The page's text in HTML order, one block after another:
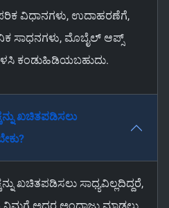
ವಿಧಾನಗಳು, ಉದಾಹರಣೆಗೆ,
ಸಾಧನಗಳು, ಮೊಬೈಲ್ ಆಪ್ಸ್
ಕಂಡುಹಿಡಿಯಬಹುದು.
ಖಚಿತಪಡಿಸಲು
ಖಚಿತಪಡಿಸಲು ಸಾಧ್ಯವಿಲ್ಲದಿದ್ದರೆ,